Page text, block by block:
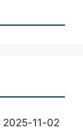
2025-11-02